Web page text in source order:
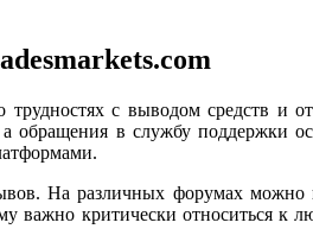
с выводом средств и
в службу поддержки
На различных форумах можно
критически относиться к